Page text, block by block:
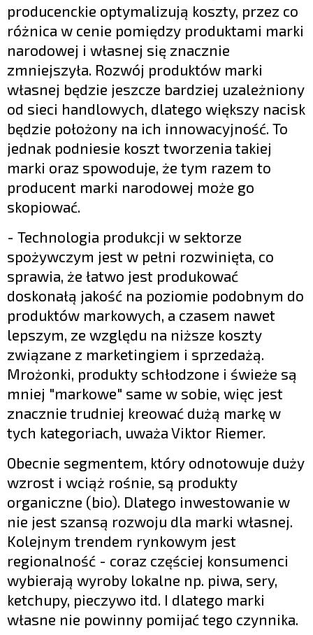
producenckie optymalizują koszty, przez co
różnica w cenie pomiędzy produktami marki
narodowej i własnej się znacznie
zmniejszyła. Rozwój produktów marki
własnej będzie jeszcze bardziej uzależniony
od sieci handlowych, dlatego większy nacisk
będzie położony na ich innowacyjność. To
jednak podniesie koszt tworzenia takiej
marki oraz spowoduje, że tym razem to
producent marki narodowej może go
skopiować.
- Technologia produkcji w sektorze
spożywczym jest w pełni rozwinięta, co
sprawia, że łatwo jest produkować
doskonałą jakość na poziomie podobnym do
produktów markowych, a czasem nawet
lepszym, ze względu na niższe koszty
związane z marketingiem i sprzedażą.
Mrożonki, produkty schłodzone i świeże są
mniej "markowe" same w sobie, więc jest
znacznie trudniej kreować dużą markę w
tych kategoriach, uważa Viktor Riemer.
Obecnie segmentem, który odnotowuje duży
wzrost i wciąż rośnie, są produkty
organiczne (bio). Dlatego inwestowanie w
nie jest szansą rozwoju dla marki własnej.
Kolejnym trendem rynkowym jest
regionalność - coraz częściej konsumenci
wybierają wyroby lokalne np. piwa, sery,
ketchupy, pieczywo itd. I dlatego marki
własne nie powinny pomijać tego czynnika.